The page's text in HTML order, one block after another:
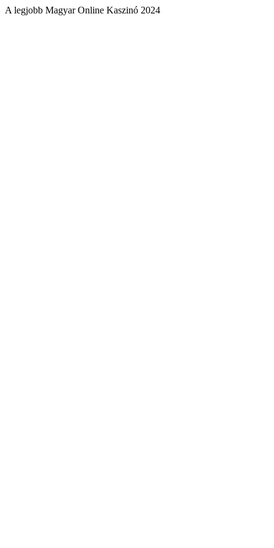
A legjobb Magyar Online Kaszinó 2024